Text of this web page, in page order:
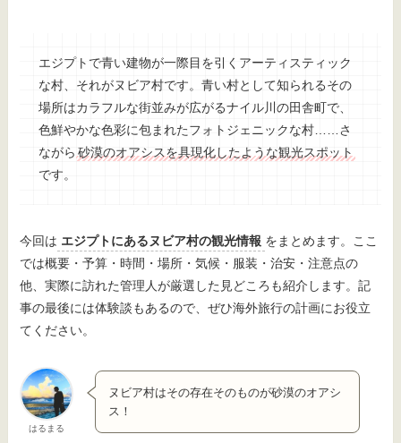
エジプトで青い建物が一際目を引くアーティスティック
な村、それがヌビア村です。青い村として知られるその
場所はカラフルな街並みが広がるナイル川の田舎町で、
色鮮やかな色彩に包まれたフォトジェニックな村……さ
ながら 砂漠のオアシスを具現化したような観光スポット
です。
今回は エジプトにあるヌビア村の観光情報 をまとめます。ここ
では概要・予算・時間・場所・気候・服装・治安・注意点の
他、実際に訪れた管理人が厳選した見どころも紹介します。記
事の最後には体験談もあるので、ぜひ海外旅行の計画にお役立
てください。
はるまる
ヌビア村はその存在そのものが砂漠のオアシ
ス！